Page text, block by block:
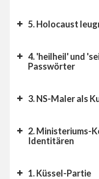
5. Holocaust
4. 'heilheil' und
Passwörter
3. NS-Maler als
2. Ministeriums-
Identitären
1. Küssel-Partie